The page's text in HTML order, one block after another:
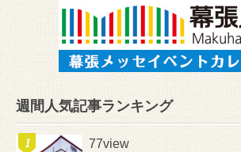
週間人気記事ランキング
77view